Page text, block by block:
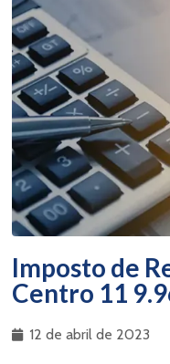
Imposto de
Centro 11
12 de abril de 2023